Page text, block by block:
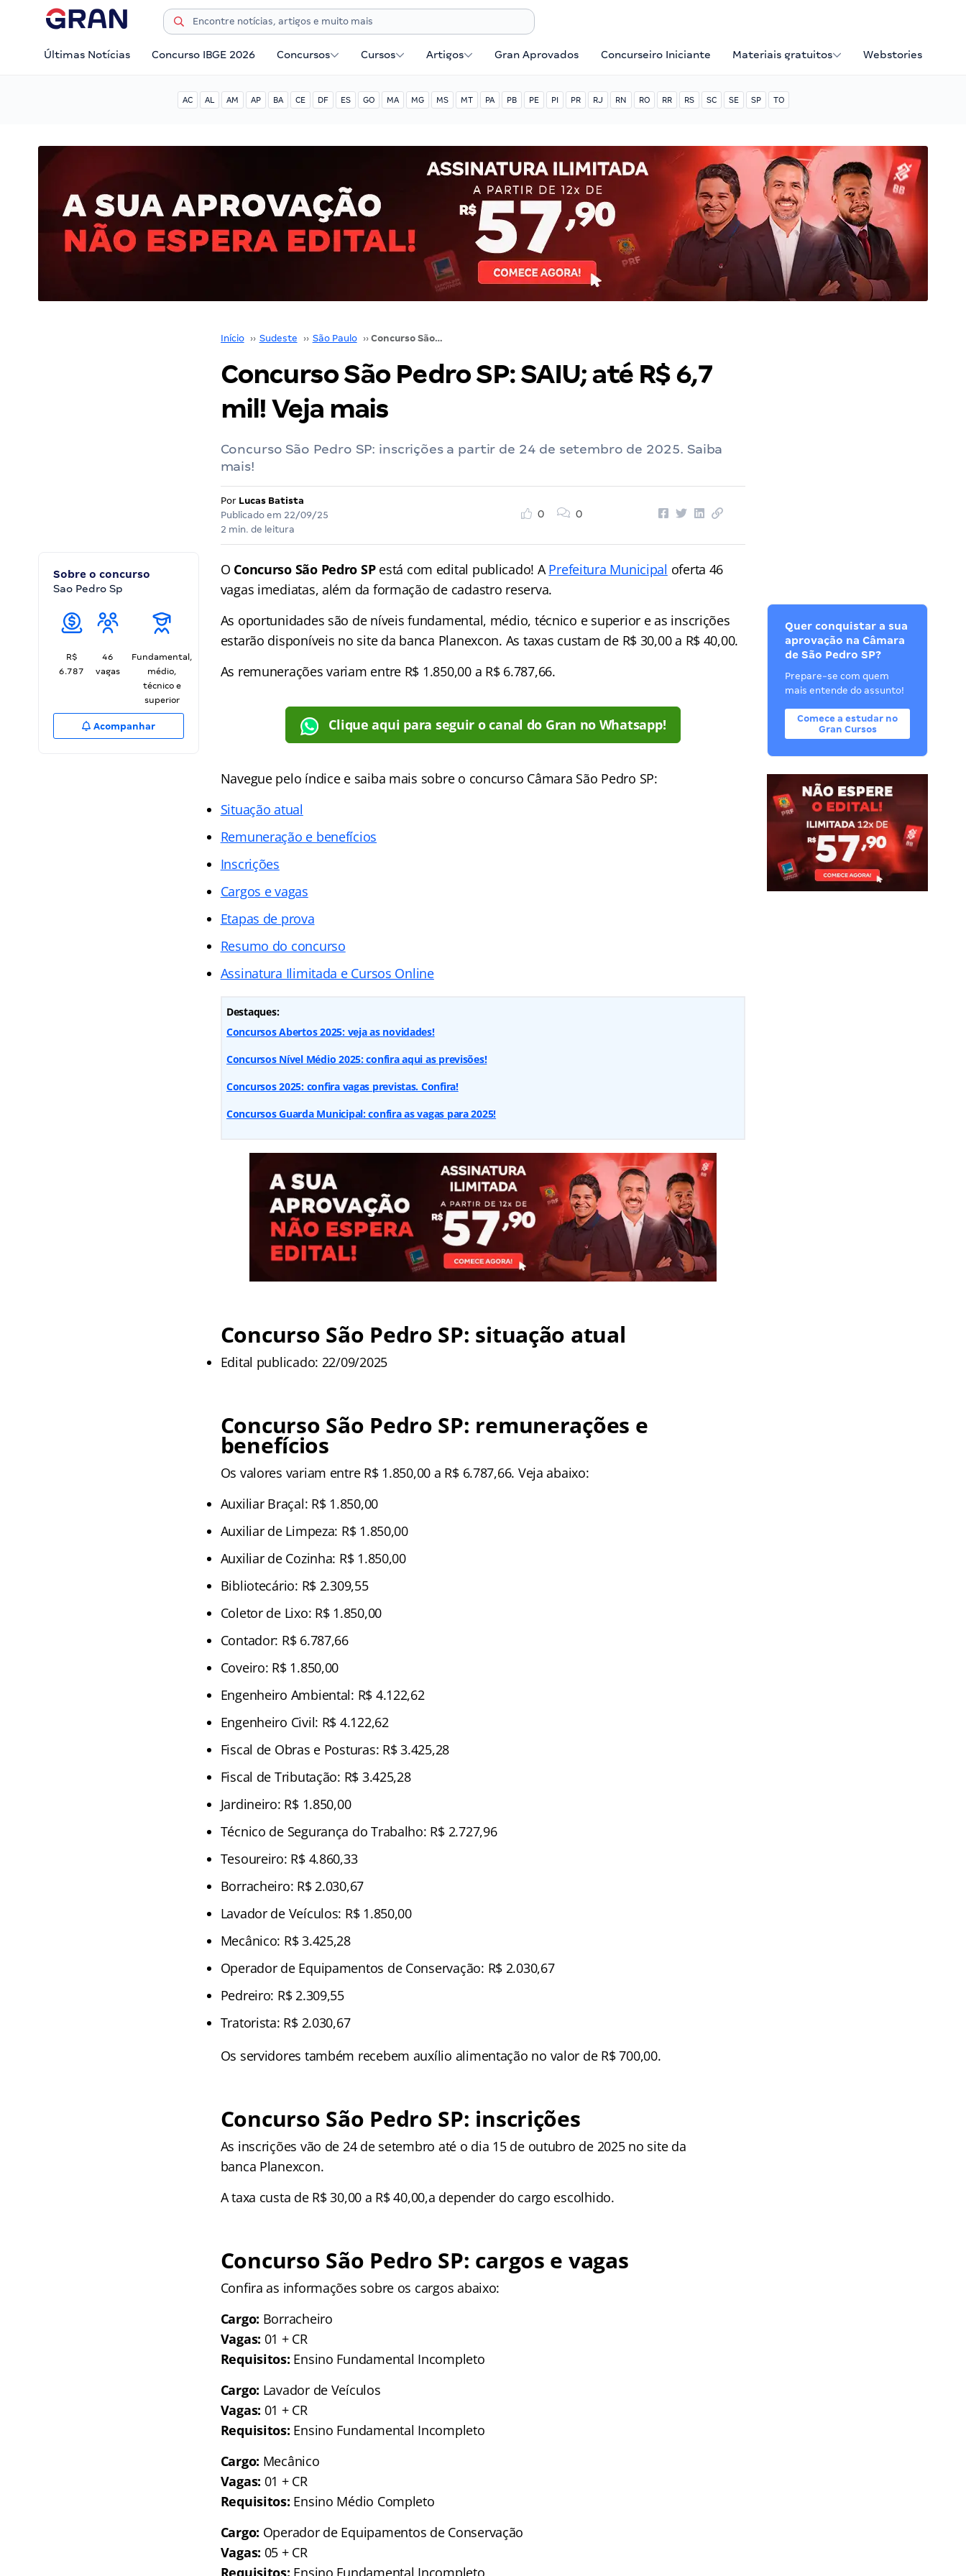
Últimas Notícias Concurso IBGE 2026 Concursos Cursos Artigos Gran Aprovados Concurseiro Iniciante Materiais gratuitos Webstories
AC AL AM AP BA CE DF ES GO MA MG MS MT PA PB PE PI PR RJ RN RO RR RS SC SE SP TO
Início ›› Sudeste ›› São Paulo ›› Concurso São Pedro SP: SAIU; até R$ 6,7 mil! Veja mais
Concurso São Pedro SP: SAIU; até R$ 6,7
mil! Veja mais
Concurso São Pedro SP: inscrições a partir de 24 de setembro de 2025. Saiba
mais!
Por Lucas Batista
Publicado em 22/09/25
2 min. de leitura
0 0
Sobre o concurso
Sao Pedro Sp
R$
6.787
46
vagas
Fundamental,
médio,
técnico e
superior
Acompanhar
O Concurso São Pedro SPestá com edital publicado! APrefeitura Municipal oferta 46
vagas imediatas, além da formação de cadastro reserva.
As oportunidades são de níveis fundamental, médio, técnico e superior e as inscrições
estarão disponíveis no site da banca Planexcon. As taxas custam de R$ 30,00 a R$ 40,00.
As remunerações variam entre R$ 1.850,00 a R$ 6.787,66.
Clique aqui para seguir o canal do Gran no Whatsapp!
Navegue pelo índice e saiba mais sobre o concurso Câmara São Pedro SP:
Situação atual
Remuneração e benefícios
Inscrições
Cargos e vagas
Etapas de prova
Resumo do concurso
Assinatura Ilimitada e Cursos Online
Destaques:
Concursos Abertos 2025: veja as novidades!
Concursos Nível Médio 2025: confira aqui as previsões!
Concursos 2025: confira vagas previstas. Confira!
Concursos Guarda Municipal: confira as vagas para 2025!
Concurso São Pedro SP: situação atual
Edital publicado: 22/09/2025
Concurso São Pedro SP: remunerações e
benefícios
Os valores variam entre R$ 1.850,00 a R$ 6.787,66. Veja abaixo:
Auxiliar Braçal: R$ 1.850,00
Auxiliar de Limpeza: R$ 1.850,00
Auxiliar de Cozinha: R$ 1.850,00
Bibliotecário: R$ 2.309,55
Coletor de Lixo: R$ 1.850,00
Contador: R$ 6.787,66
Coveiro: R$ 1.850,00
Engenheiro Ambiental: R$ 4.122,62
Engenheiro Civil: R$ 4.122,62
Fiscal de Obras e Posturas: R$ 3.425,28
Fiscal de Tributação: R$ 3.425,28
Jardineiro: R$ 1.850,00
Técnico de Segurança do Trabalho: R$ 2.727,96
Tesoureiro: R$ 4.860,33
Borracheiro: R$ 2.030,67
Lavador de Veículos: R$ 1.850,00
Mecânico: R$ 3.425,28
Operador de Equipamentos de Conservação: R$ 2.030,67
Pedreiro: R$ 2.309,55
Tratorista: R$ 2.030,67
Os servidores também recebem auxílio alimentação no valor de R$ 700,00.
Concurso São Pedro SP: inscrições
As inscrições vão de 24 de setembro até o dia 15 de outubro de 2025 no site da
banca Planexcon.
A taxa custa de R$ 30,00 a R$ 40,00,a depender do cargo escolhido.
Concurso São Pedro SP: cargos e vagas
Confira as informações sobre os cargos abaixo:
Cargo: Borracheiro
Vagas: 01 + CR
Requisitos: Ensino Fundamental Incompleto
Cargo: Lavador de Veículos
Vagas: 01 + CR
Requisitos: Ensino Fundamental Incompleto
Cargo: Mecânico
Vagas: 01 + CR
Requisitos: Ensino Médio Completo
Cargo: Operador de Equipamentos de Conservação
Vagas: 05 + CR
Requisitos: Ensino Fundamental Incompleto
Quer conquistar a sua
aprovação na Câmara
de São Pedro SP?
Prepare-se com quem
mais entende do assunto!
Comece a estudar no
Gran Cursos